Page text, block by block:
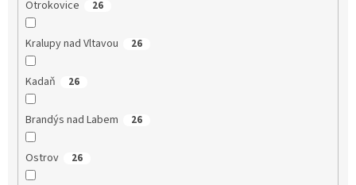
Otrokovice 26
Kralupy nad Vltavou 26
Kadaň 26
Brandýs nad Labem 26
Ostrov 26